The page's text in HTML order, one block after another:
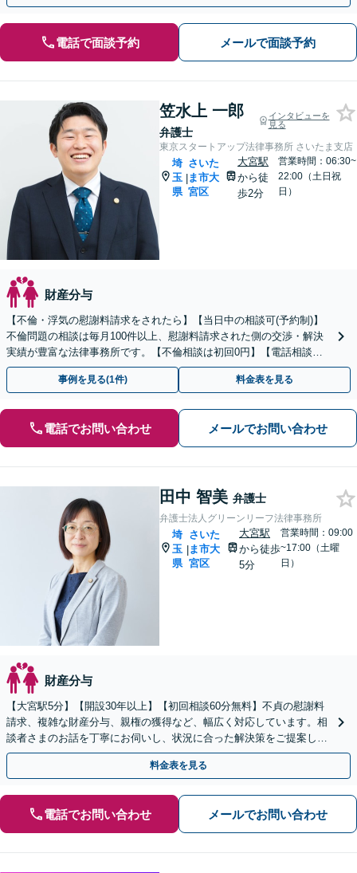
電話で面談予約 メールで面談予約
笠水上 一郎
弁護士
インタビューを
見る
東京スタートアップ法律事務所 さいたま支店
埼
玉
県
|
さいた
ま市大
宮区
大宮駅
から徒
歩2分
営業時間：06:30~
22:00（土日祝
日）
財産分与
【不倫・浮気の慰謝料請求をされたら】【当日中の相談可(予約制)】
不倫問題の相談は毎月100件以上、慰謝料請求された側の交渉・解決
実績が豊富な法律事務所です。【不倫相談は初回0円】【電話相談で
ご契約まで対応可/来所不要】
事例を見る(1件) 料金表を見る
電話でお問い合わせ メールでお問い合わせ
田中 智美 弁護士
弁護士法人グリーンリーフ法律事務所
埼
玉
県
|
さいた
ま市大
宮区
大宮駅
から徒歩
5分
営業時間：09:00
~17:00（土曜
日）
財産分与
【大宮駅5分】【開設30年以上】【初回相談60分無料】不貞の慰謝料
請求、複雑な財産分与、親権の獲得など、幅広く対応しています。相
談者さまのお話を丁寧にお伺いし、状況に合った解決策をご提案しま
す。【電話相談可】【休日・夜間対応】
料金表を見る
電話でお問い合わせ メールでお問い合わせ